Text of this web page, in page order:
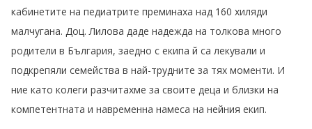
кабинетите на педиатрите преминаха над 160 хиляди
малчугана. Доц. Лилова даде надежда на толкова много
родители в България, заедно с екипа й са лекували и
подкрепяли семейства в най-трудните за тях моменти. И
ние като колеги разчитахме за своите деца и близки на
компетентната и навременна намеса на нейния екип.